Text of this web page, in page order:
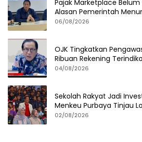
Pajak Marketplace Belum
Alasan Pemerintah
06/08/2026
OJK Tingkatkan
Ribuan Rekening
04/08/2026
Sekolah Rakyat Jadi
Menkeu Purbaya Tinjau
Surabaya
02/08/2026